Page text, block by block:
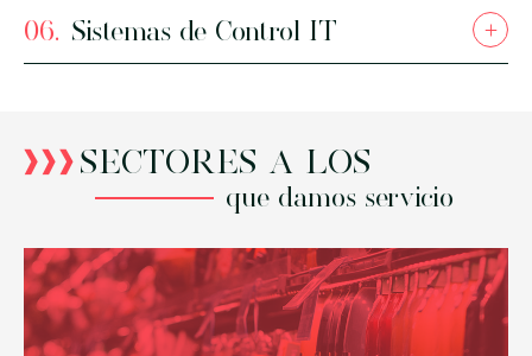
06. Sistemas de Control IT +
4
aérea
SECTORES A LOS
que damos servicio